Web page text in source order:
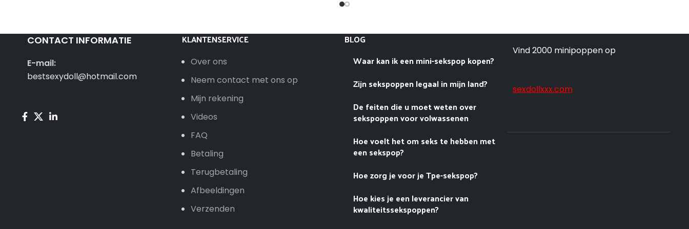
CONTACT INFORMATIE
E-mail:
bestsexydoll@hotmail.com
KLANTENSERVICE
Over ons
Neem contact met ons op
Mijn rekening
Videos
FAQ
Betaling
Terugbetaling
Afbeeldingen
Verzenden
BLOG
Waar kan ik een mini-sekspop kopen?
Zijn sekspoppen legaal in mijn land?
De feiten die u moet weten over
sekspoppen voor volwassenen
Hoe voelt het om seks te hebben met
een sekspop?
Hoe zorg je voor je Tpe-sekspop?
Hoe kies je een leverancier van
kwaliteitssekspoppen?
Vind 2000 minipoppen op
sexdollxxx.com